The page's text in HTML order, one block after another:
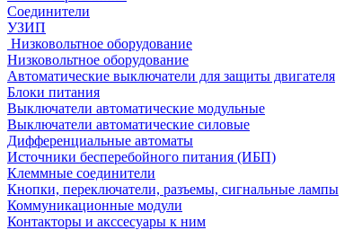
Соединители
УЗИП
Низковольтное оборудование
Низковольтное оборудование
Автоматические выключатели для защиты двигателя
Блоки питания
Выключатели автоматические модульные
Выключатели автоматические силовые
Дифференциальные автоматы
Источники бесперебойного питания (ИБП)
Клеммные соединители
Кнопки, переключатели, разъемы, сигнальные лампы
Коммуникационные модули
Контакторы и акссесуары к ним